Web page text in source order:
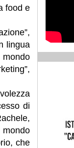
food e
lingua
di
che